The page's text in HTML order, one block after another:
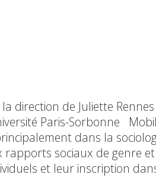
direction de Juliette
Paris-Sorbonne
dans la
sociaux de genre
et leur inscription